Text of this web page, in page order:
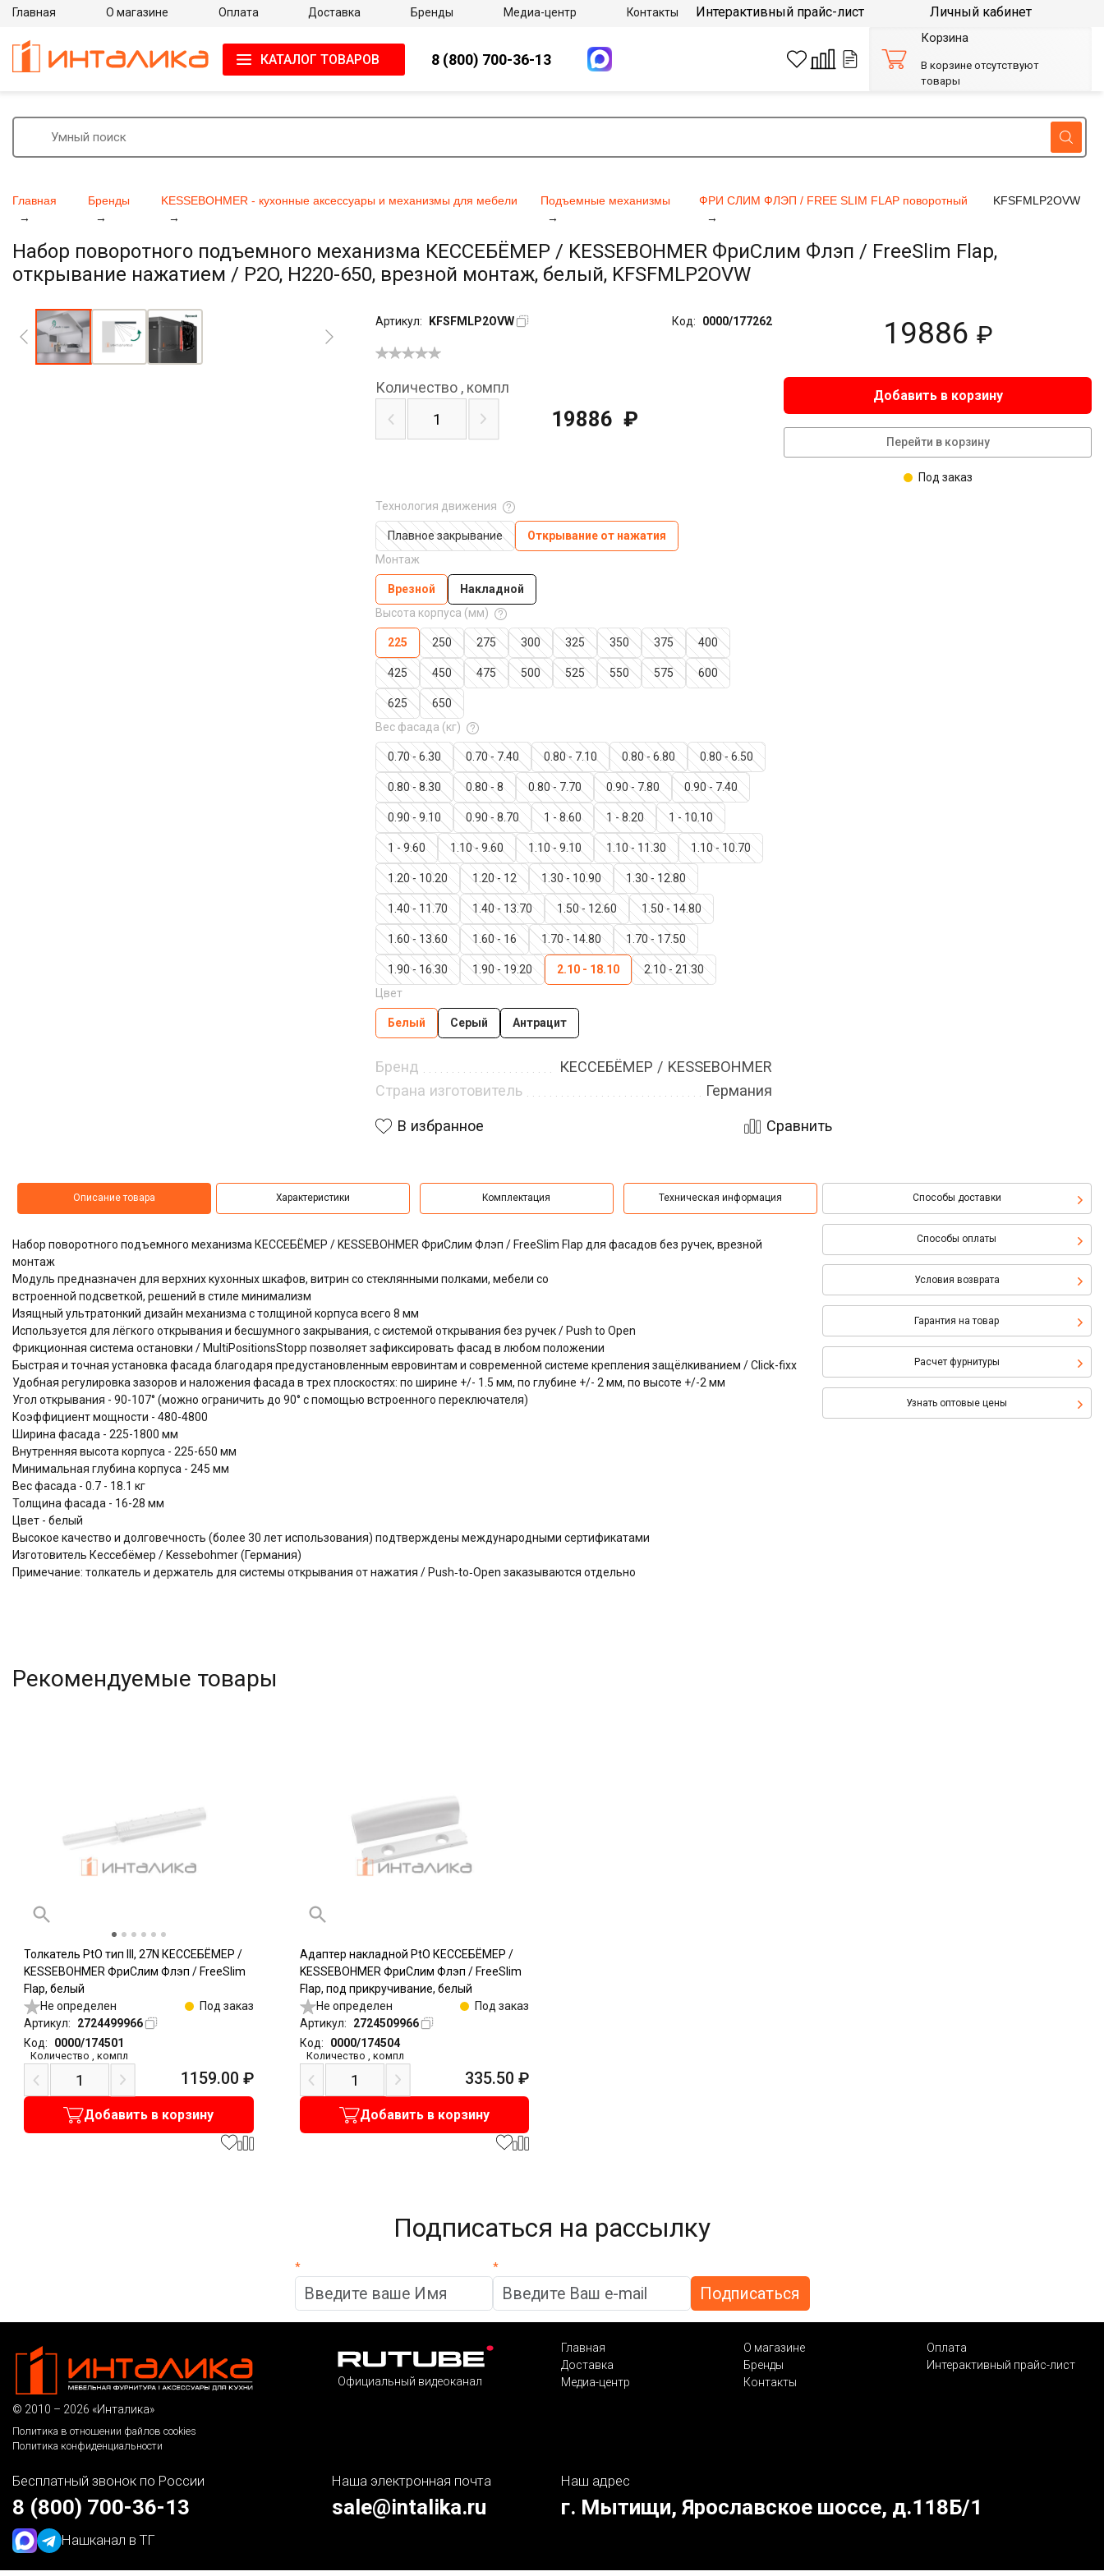
Главная Бренды KESSEBOHMER - кухонные аксессуары и механизмы для мебели Подъемные механизмы ФРИ СЛИМ ФЛЭП / FREE SLIM FLAP поворотный KFSFMLP2OVW
Набор поворотного подъемного механизма КЕССЕБЁМЕР / KESSEBOHMER ФриСлим Флэп / FreeSlim Flap,
открывание нажатием / P2O, H220-650, врезной монтаж, белый, KFSFMLP2OVW
Артикул: KFSFMLP2OVW Код: 0000/177262 19886 ₽
Технология движения
Плавное закрывание
Открывание от нажатия
Монтаж
Врезной
Накладной
Высота корпуса (мм)
225 250 275 300 325 350 375 400
425 450 475 500 525 550 575 600
625
650
Вес фасада (кг)
0.70 - 6.30 0.70 - 7.40 0.80 - 7.10 0.80 - 6.80 0.80 - 6.50
0.80 - 8.30 0.80 - 8 0.80 - 7.70 0.90 - 7.80 0.90 - 7.40
0.90 - 9.10 0.90 - 8.70 1 - 8.60 1 - 8.20 1 - 10.10
1 - 9.60 1.10 - 9.60 1.10 - 9.10 1.10 - 11.30 1.10 - 10.70
1.20 - 10.20 1.20 - 12 1.30 - 10.90 1.30 - 12.80
1.40 - 11.70 1.40 - 13.70 1.50 - 12.60 1.50 - 14.80
1.60 - 13.60 1.60 - 16 1.70 - 14.80 1.70 - 17.50
1.90 - 16.30 1.90 - 19.20 2.10 - 18.10
2.10 - 21.30
Цвет
Белый Серый Антрацит
Бренд
КЕССЕБЁМЕР / KESSEBOHMER
Страна изготовитель
Германия
Количество , компл
19886 ₽
Добавить в корзину
Перейти в корзину
Под заказ
В избранное Сравнить
Описание товара Характеристики Комплектация Техническая информация Способы доставки
Способы оплаты
Условия возврата
Гарантия на товар
Расчет фурнитуры
Узнать оптовые цены
Набор поворотного подъемного механизма КЕССЕБЁМЕР / KESSEBOHMER ФриСлим Флэп / FreeSlim Flap для фасадов без ручек, врезной
монтаж
Модуль предназначен для верхних кухонных шкафов, витрин со стеклянными полками, мебели со
встроенной подсветкой, решений в стиле минимализм
Изящный ультратонкий дизайн механизма с толщиной корпуса всего 8 мм
Используется для лёгкого открывания и бесшумного закрывания, с системой открывания без ручек / Push to Open
Фрикционная система остановки / MultiPositionsStopp позволяет зафиксировать фасад в любом положении
Быстрая и точная установка фасада благодаря предустановленным евровинтам и современной системе крепления защёлкиванием / Click-fixx
Удобная регулировка зазоров и наложения фасада в трех плоскостях: по ширине +/- 1.5 мм, по глубине +/- 2 мм, по высоте +/-2 мм
Угол открывания - 90-107° (можно ограничить до 90° с помощью встроенного переключателя)
Коэффициент мощности - 480-4800
Ширина фасада - 225-1800 мм
Внутренняя высота корпуса - 225-650 мм
Минимальная глубина корпуса - 245 мм
Вес фасада - 0.7 - 18.1 кг
Толщина фасада - 16-28 мм
Цвет - белый
Высокое качество и долговечность (более 30 лет использования) подтверждены международными сертификатами
Изготовитель Кессебёмер / Kessebohmer (Германия)
Примечание: толкатель и держатель для системы открывания от нажатия / Push‑to‑Open заказываются отдельно
Рекомендуемые товары
Толкатель PtO тип III, 27N КЕССЕБЁМЕР /
KESSEBOHMER ФриСлим Флэп / FreeSlim
Flap, белый
Не определен
Под заказ
Артикул:
2724499966
Код:
0000/174501
Количество ,компл
1159.00 ₽
Добавить в корзину
Адаптер накладной PtO КЕССЕБЁМЕР /
KESSEBOHMER ФриСлим Флэп / FreeSlim
Flap, под прикручивание, белый
Не определен
Под заказ
Артикул:
2724509966
Код:
0000/174504
Количество , компл
335.50 ₽
Добавить в корзину
Главная О магазине Оплата Доставка Бренды Медиа-центр Контакты Интерактивный прайс-лист Личный кабинет
КАТАЛОГ ТОВАРОВ 8 (800) 700-36-13
Корзина
В корзине отсутствуют
товары
Подписаться на рассылку
* *
© 2010 – 2026 «Инталика»
Политика в отношении файлов cookies
Политика конфиденциальности
Официальный видеоканал
Главная О магазине
Оплата
Доставка
Бренды
Интерактивный прайс-лист
Медиа-центр
Контакты
Бесплатный звонок по России
8 (800) 700-36-13
Нашканал в ТГ
Наша электронная почта
sale@intalika.ru
Наш адрес
г. Мытищи, Ярославское шоссе, д.118Б/1